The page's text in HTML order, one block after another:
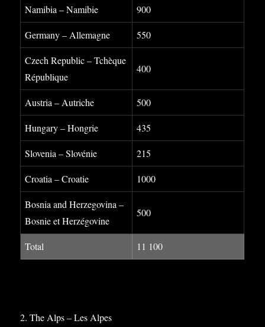
Namibia – Namibie 900
Germany – Allemagne 550
Czech Republic – Tchèque
République
400
Austria – Autriche 500
Hungary – Hongrie 435
Slovenia – Slovénie 215
Croatia – Croatie 1000
Bosnia and Herzegovina –
Bosnie et Herzégovine
500
Total 11 100
2. The Alps – Les Alpes